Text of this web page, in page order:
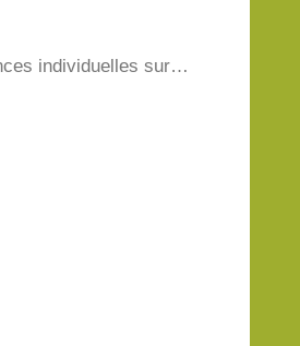
individuelles sur…